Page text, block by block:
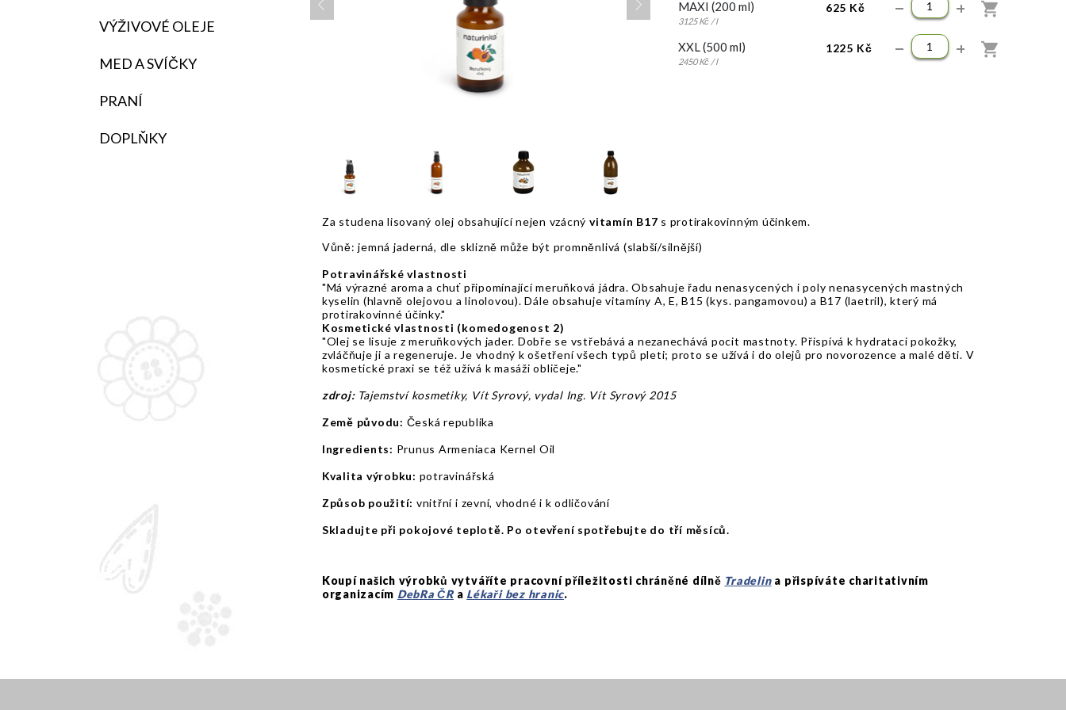
VÝŽIVOVÉ OLEJE
MED A SVÍČKY
PRANÍ
DOPLŇKY
MAXI (200 ml)
3125 Kč / l
625 Kč
XXL (500 ml)
2450 Kč / l
1225 Kč
Za studena lisovaný olej obsahující nejen vzácný vitamín B17 s protirakovinným účinkem.
Vůně: jemná jaderná, dle sklizně může být promněnlivá (slabší/silnější)
Potravinářské vlastnosti
"Má výrazné aroma a chuť připomínající meruňková jádra. Obsahuje řadu nenasycených i poly nenasycených mastných
kyselin (hlavně olejovou a linolovou). Dále obsahuje vitamíny A, E, B15 (kys. pangamovou) a B17 (laetril), který má
protirakovinné účinky."
Kosmetické vlastnosti (komedogenost 2)
"Olej se lisuje z meruňkových jader. Dobře se vstřebává a nezanechává pocit mastnoty. Přispívá k hydrataci pokožky,
zvláčňuje ji a regeneruje. Je vhodný k ošetření všech typů pleti; proto se užívá i do olejů pro novorozence a malé děti. V
kosmetické praxi se též užívá k masáži obličeje."
zdroj:Tajemství kosmetiky, Vít Syrový, vydal Ing. Vít Syrový 2015
Země původu: Česká republika
Ingredients: Prunus Armeniaca Kernel Oil
Kvalita výrobku: potravinářská
Způsob použití: vnitřní i zevní, vhodné i k odličování
Skladujte při pokojové teplotě. Po otevření spotřebujte do tří měsíců.
Koupí našich výrobků vytváříte pracovní příležitosti chráněné dílně Tradelina přispíváte charitativním
organizacím DebRa ČRa Lékaři bez hranic.